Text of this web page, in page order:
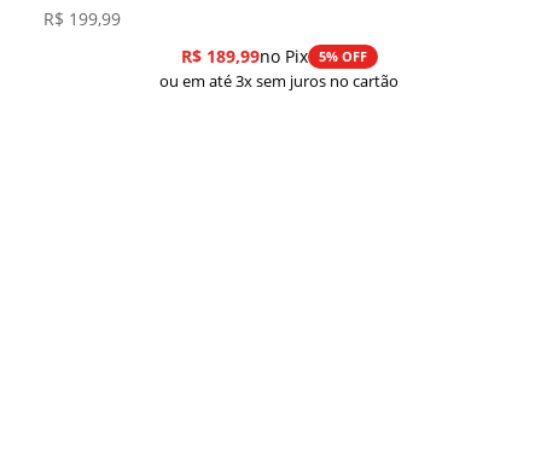
R$ 199,99
R$189,99no Pix 5% OFF
ou em até 3x sem juros no cartão